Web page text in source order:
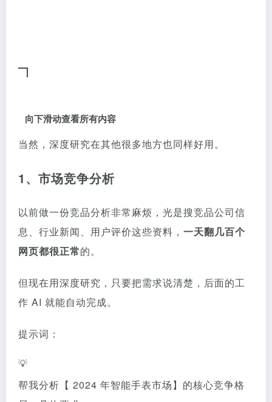
向下滑动查看所有内容
当然，深度研究在其他很多地方也同样好用。
1、市场竞争分析
以前做一份竞品分析非常麻烦，光是搜竞品公司信
息、行业新闻、用户评价这些资料， 一天翻几百个
网页都很正常的。
但现在用深度研究，只要把需求说清楚，后面的工
作 AI 就能自动完成。
提示词：
💡
帮我分析【 2024 年智能手表市场】的核心竞争格